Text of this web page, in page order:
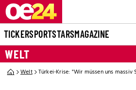
TICKERSPORTSTARSMAGAZINE
WELT
Welt Türkei-Krise: "Wir müssen uns massiv